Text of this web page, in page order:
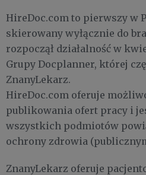
HireDoc.com to pierwszy w
skierowany wyłącznie do
rozpoczął działalność w
Grupy Docplanner, której
ZnanyLekarz.
HireDoc.com oferuje
publikowania ofert pracy i
wszystkich podmiotów
ochrony zdrowia
ZnanyLekarz oferuje